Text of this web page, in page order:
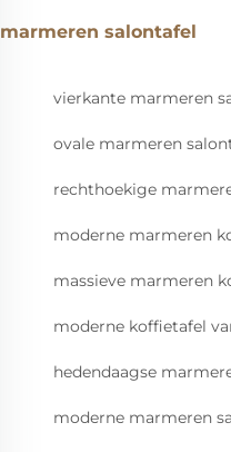
marmeren salontafel
vierkante marmeren
ovale marmeren
rechthoekige
moderne marmeren
massieve marmeren
moderne koffietafel
hedendaagse
moderne marmeren